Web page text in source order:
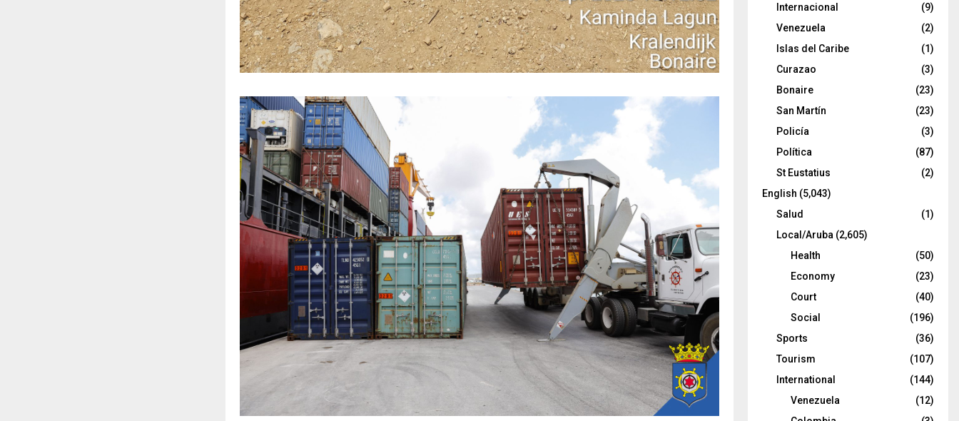
Internacional
(9)
Venezuela
(2)
Islas del Caribe
(1)
Curazao
(3)
Bonaire
(23)
San Martín
(23)
Policía
(3)
Política
(87)
St Eustatius
(2)
English (5,043)
Salud
(1)
Local/Aruba (2,605)
Health
(50)
Economy
(23)
Court
(40)
Social
(196)
Sports
(36)
Tourism
(107)
International
(144)
Venezuela
(12)